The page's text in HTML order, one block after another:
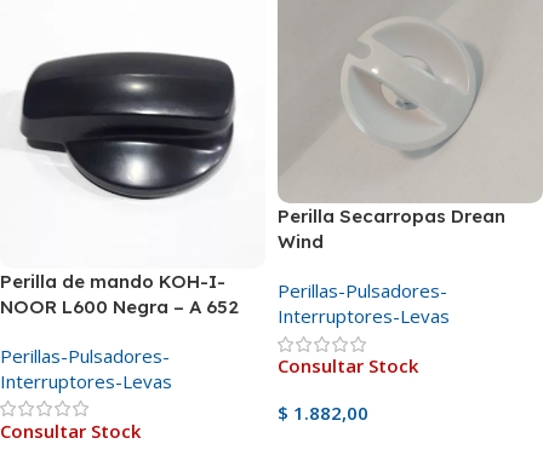
Perilla de mando KOH-I-
NOOR L600 Negra – A 652
Perillas-Pulsadores-
Interruptores-Levas
Consultar Stock
Perilla Secarropas Drean
Wind
Perillas-Pulsadores-
Interruptores-Levas
Consultar Stock
$ 1.882,00